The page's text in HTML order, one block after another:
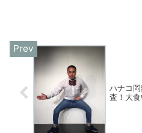
ハナコ
査！大